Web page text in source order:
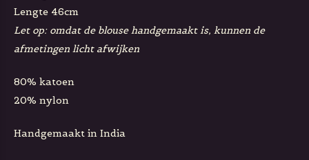
Lengte 46cm
Let op: omdat de blouse handgemaakt is, kunnen de
afmetingen licht afwijken
80% katoen
20% nylon
Handgemaakt in India